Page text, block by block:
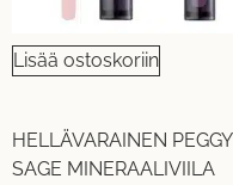
Lisää ostoskoriin
HELLÄVARAINEN PEGGY
SAGE MINERAALIVIILA